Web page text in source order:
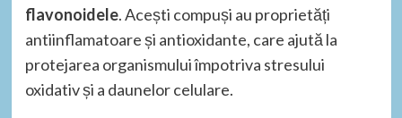
flavonoidele. Acești compuși au proprietăți
antiinflamatoare și antioxidante, care ajută la
protejarea organismului împotriva stresului
oxidativ și a daunelor celulare.